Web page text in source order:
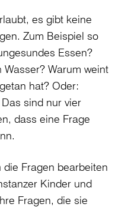
es gibt keine
Zum Beispiel so
Essen?
Warum weint
hat? Oder:
sind nur vier
dass eine Frage
Fragen bearbeiten
Kinder und
Fragen, die sie